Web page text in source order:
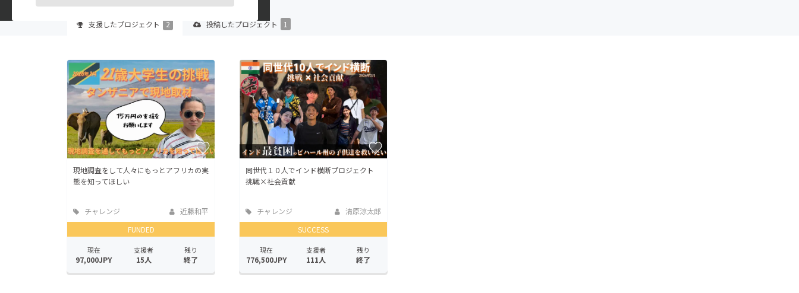
まちづくり・地域活性化
CAMPFIREふるさと納税
支援したプロジェクト 2 投稿したプロジェクト 1
現地調査をして人々にもっとアフリカの実
態を知ってほしい
チャレンジ
近藤和平
FUNDED
現在
97,000JPY
支援者
15人
残り
終了
同世代１０人でインド横断プロジェクト
挑戦×社会貢献
チャレンジ
清原涼太郎
SUCCESS
現在
776,500JPY
支援者
111人
残り
終了